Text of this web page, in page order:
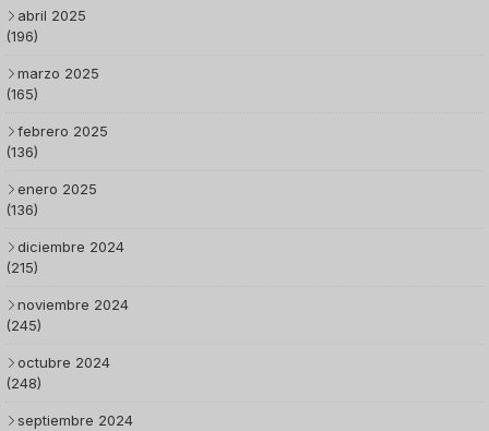
abril 2025
(196)
marzo 2025
(165)
febrero 2025
(136)
enero 2025
(136)
diciembre 2024
(215)
noviembre 2024
(245)
octubre 2024
(248)
septiembre 2024